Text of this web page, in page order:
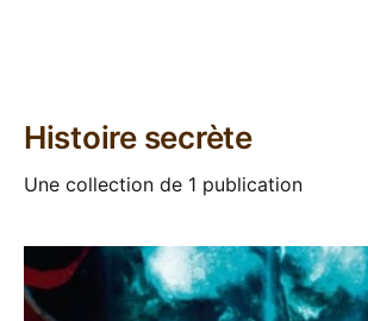
Histoire secrète
Une collection de 1 publication